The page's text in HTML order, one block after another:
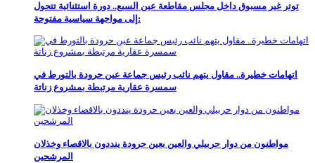
توتر غير مسبوق داخل مجلس مقاطعة عين السبع.. دورة استثنائية تتحول
إلى مواجهة سياسية مفتوحة:
اتهامات خطيرة.. مقاول يتهم نائب رئيس جماعة عين حرودة بالتورط في
سمسرة عقارية مرتبطة بمشروع زناتة
مواطنون من دوار حربيلي والعين بعين حرودة ينددون بالاقصاء وخذلان
المرشحين